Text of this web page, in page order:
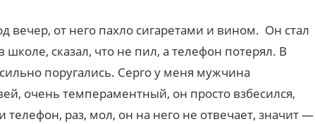
вечер, от него пахло сигаретами и вином. Он стал
школе, сказал, что не пил, а телефон потерял. В
поругались. Серго у меня мужчина
очень темпераментный, он просто взбесился,
раз, мол, он на него не отвечает, значит —